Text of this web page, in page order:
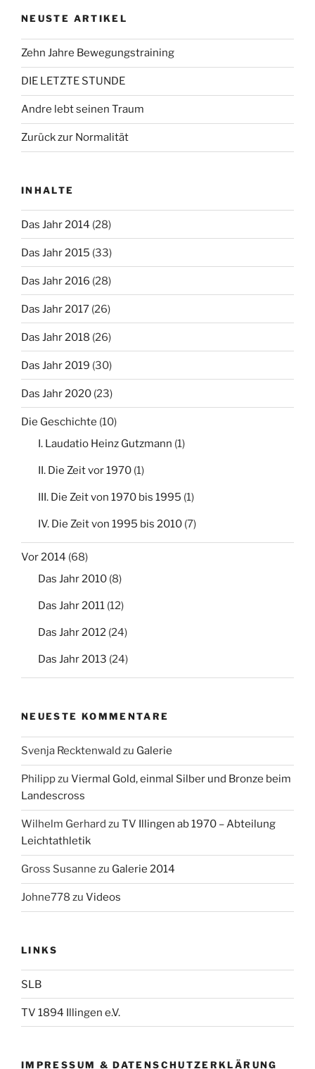
NEUSTE ARTIKEL
Zehn Jahre Bewegungstraining
DIE LETZTE STUNDE
Andre lebt seinen Traum
Zurück zur Normalität
INHALTE
Das Jahr 2014 (28)
Das Jahr 2015 (33)
Das Jahr 2016 (28)
Das Jahr 2017 (26)
Das Jahr 2018 (26)
Das Jahr 2019 (30)
Das Jahr 2020 (23)
Die Geschichte (10)
I. Laudatio Heinz Gutzmann (1)
II. Die Zeit vor 1970 (1)
III. Die Zeit von 1970 bis 1995 (1)
IV. Die Zeit von 1995 bis 2010 (7)
Vor 2014 (68)
Das Jahr 2010 (8)
Das Jahr 2011 (12)
Das Jahr 2012 (24)
Das Jahr 2013 (24)
NEUESTE KOMMENTARE
Svenja Recktenwald zu Galerie
Philippzu Viermal Gold, einmal Silber und Bronze beim
Landescross
Wilhelm Gerhard zu TV Illingen ab 1970 – Abteilung
Leichtathletik
Gross Susanne zu Galerie 2014
Johne778 zu Videos
LINKS
SLB
TV 1894 Illingen e.V.
IMPRESSUM & DATENSCHUTZERKLÄRUNG